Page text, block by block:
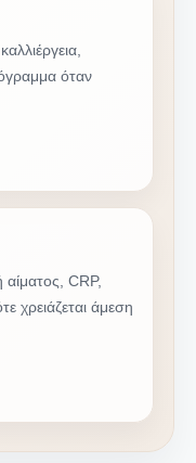
όταν
CRP,
χρειάζεται άμεση